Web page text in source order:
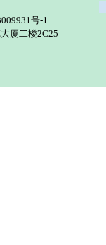
号-1
厦二楼2C25